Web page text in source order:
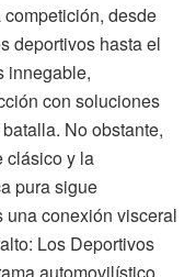
desde
deportivos hasta el
innegable,
con soluciones
No obstante,
clásico y la
pura sigue
una conexión visceral
Los Deportivos